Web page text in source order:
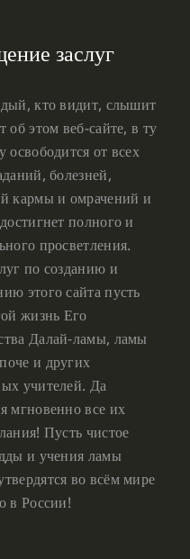
заслуг
кто видит, слышит
об этом веб-сайте, в ту
освободится от всех
болезней,
кармы и омрачений и
полного и
просветления.
по созданию и
этого сайта пусть
жизнь Его
Далай-ламы, ламы
и других
учителей. Да
мгновенно все их
Пусть чистое
и учения ламы
во всём мире
в России!